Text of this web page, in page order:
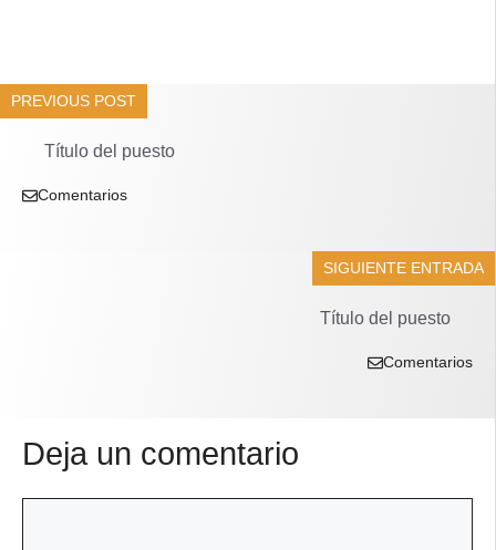
PREVIOUS POST
Título del puesto
Comentarios
SIGUIENTE ENTRADA
Título del puesto
Comentarios
Deja un comentario